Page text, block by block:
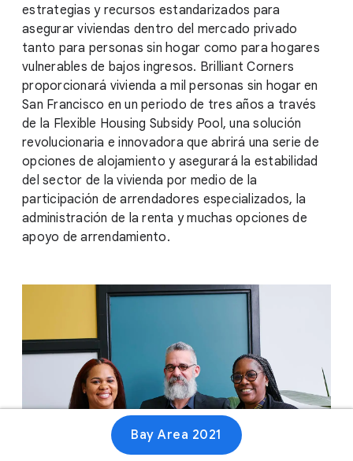
estrategias y recursos estandarizados para
asegurar viviendas dentro del mercado privado
tanto para personas sin hogar como para hogares
vulnerables de bajos ingresos. Brilliant Corners
proporcionará vivienda a mil personas sin hogar en
San Francisco en un periodo de tres años a través
de la Flexible Housing Subsidy Pool, una solución
revolucionaria e innovadora que abrirá una serie de
opciones de alojamiento y asegurará la estabilidad
del sector de la vivienda por medio de la
participación de arrendadores especializados, la
administración de la renta y muchas opciones de
apoyo de arrendamiento.
Bay Area 2021